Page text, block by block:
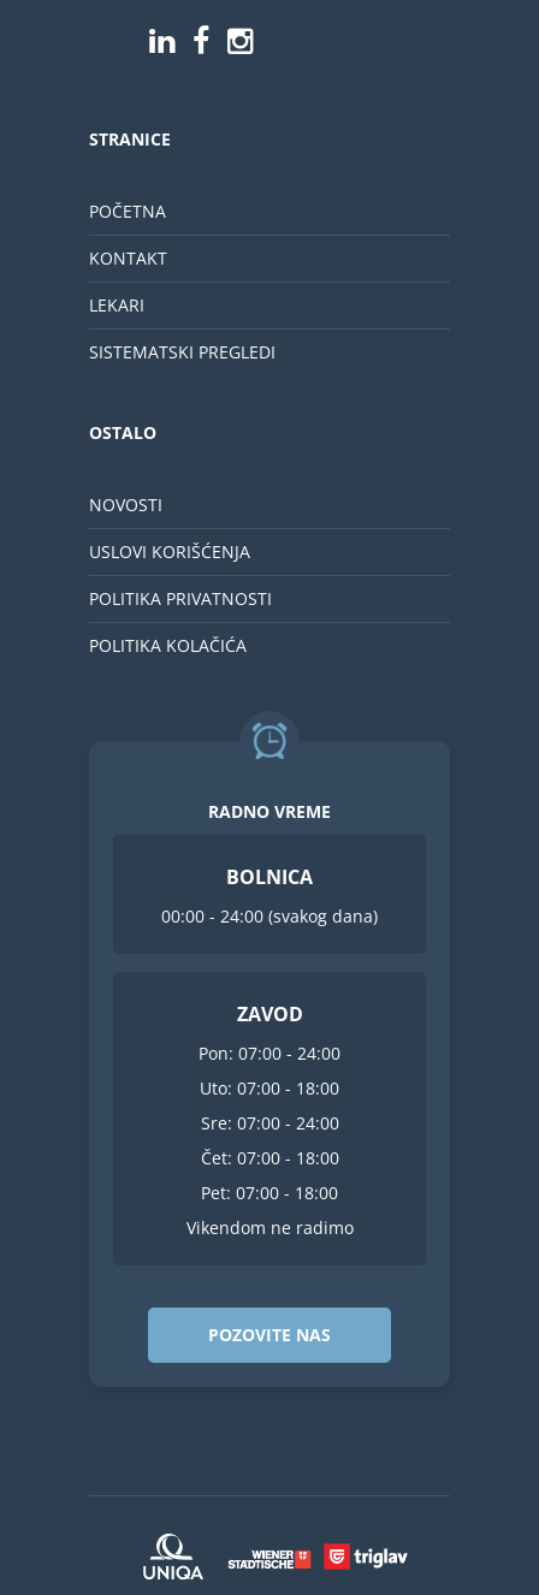
STRANICE
POČETNA
KONTAKT
LEKARI
SISTEMATSKI PREGLEDI
OSTALO
NOVOSTI
USLOVI KORIŠĆENJA
POLITIKA PRIVATNOSTI
POLITIKA KOLAČIĆA
RADNO VREME
BOLNICA
00:00 - 24:00 (svakog dana)
ZAVOD
Pon: 07:00 - 24:00
Uto: 07:00 - 18:00
Sre: 07:00 - 24:00
Čet: 07:00 - 18:00
Pet: 07:00 - 18:00
Vikendom ne radimo
POZOVITE NAS